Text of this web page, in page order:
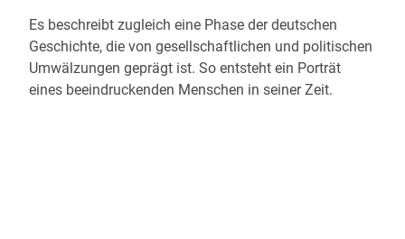
Es beschreibt zugleich eine Phase der deutschen
Geschichte, die von gesellschaftlichen und politischen
Umwälzungen geprägt ist. So entsteht ein Porträt
eines beeindruckenden Menschen in seiner Zeit.